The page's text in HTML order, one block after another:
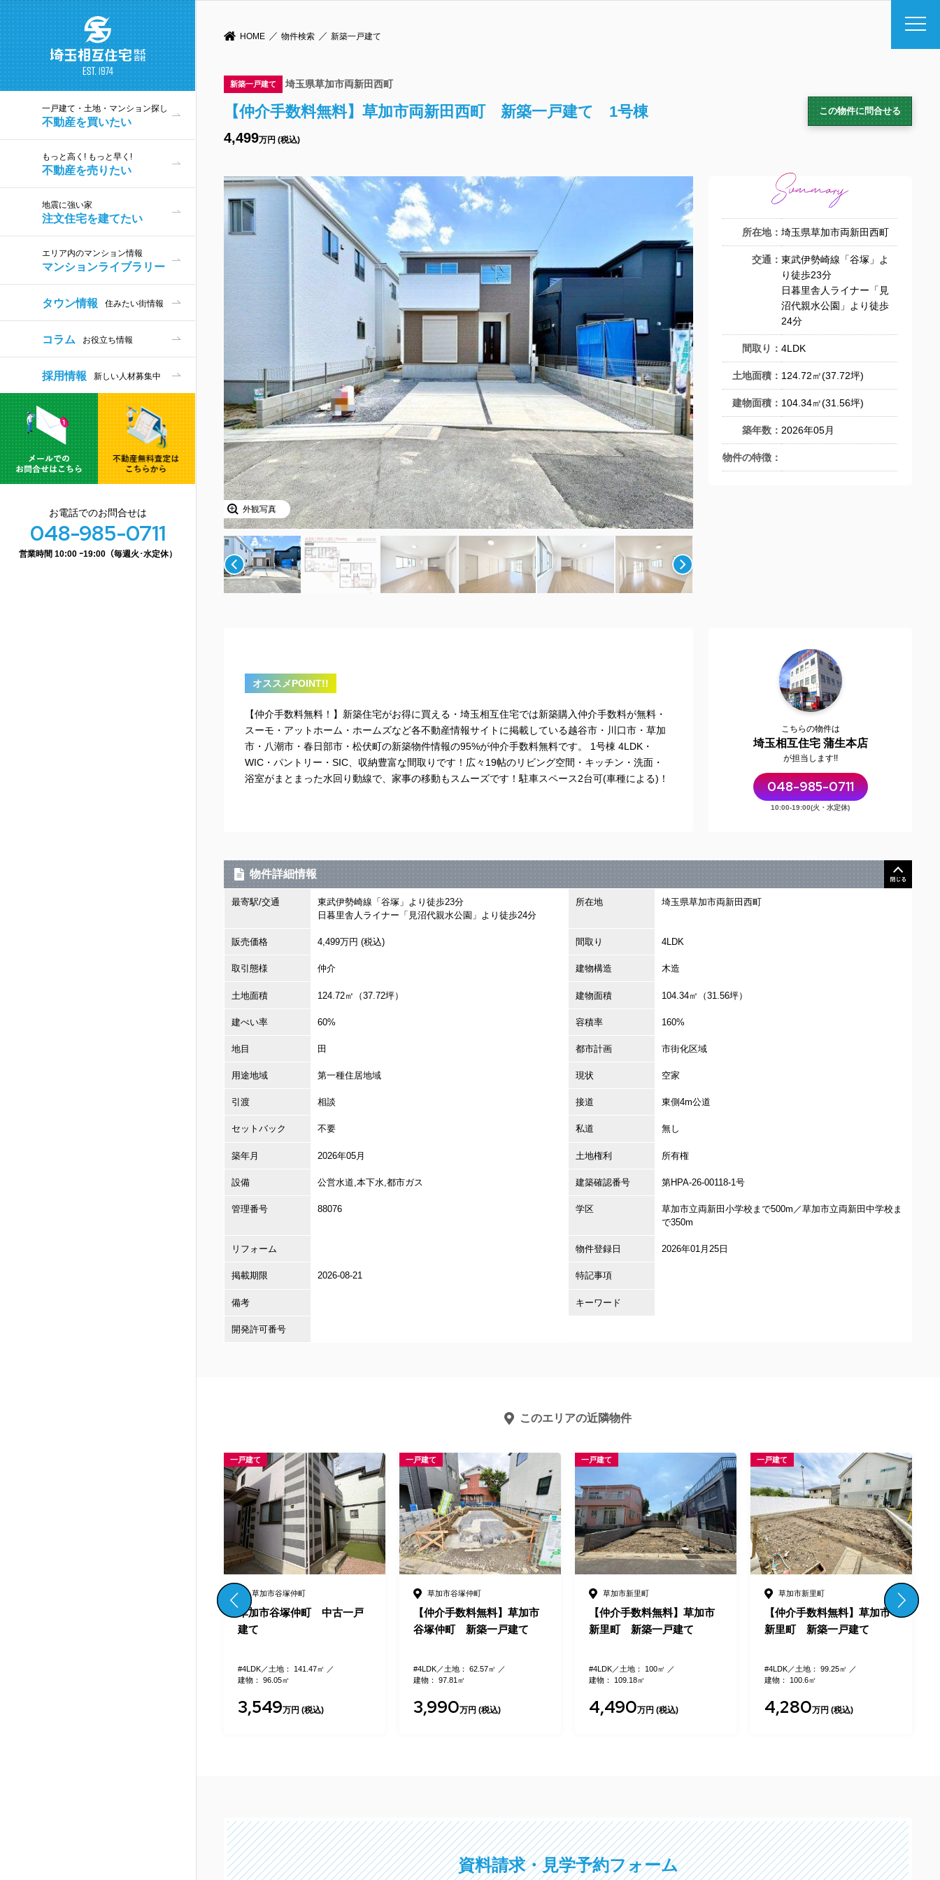
HOME 物件検索 新築一戸建て
新築一戸建て 埼玉県草加市両新田西町
【仲介手数料無料】草加市両新田西町 新築一戸建て 1号棟
4,499万円 (税込)
この物件に問合せる
ペース2台可(車種による)！
外観写真
所在地：埼玉県草加市両新田西町
交通：東武伊勢崎線「谷塚」よ
り徒歩23分
日暮里舎人ライナー「見
沼代親水公園」より徒歩
24分
間取り：4LDK
土地面積： 124.72㎡(37.72坪)
建物面積： 104.34㎡(31.56坪)
築年数： 2026年05月
物件の特徴：
オススメPOINT!!
【仲介手数料無料！】新築住宅がお得に買える・埼玉相互住宅では新築購入仲介手数料が無料・
スーモ・アットホーム・ホームズなど各不動産情報サイトに掲載している越谷市・川口市・草加
市・八潮市・春日部市・松伏町の新築物件情報の95%が仲介手数料無料です。 1号棟 4LDK・
WIC・パントリー・SIC、収納豊富な間取りです！広々19帖のリビング空間・キッチン・洗面・
浴室がまとまった水回り動線で、家事の移動もスムーズです！駐車スペース2台可(車種による)！
こちらの物件は
埼玉相互住宅 蒲生本店
が担当します!!
048-985-0711
10:00-19:00(火・水定休)
物件詳細情報
最寄駅/交通
東武伊勢崎線「谷塚」より徒歩23分
日暮里舎人ライナー「見沼代親水公園」より徒歩24分
所在地 埼玉県草加市両新田西町
販売価格 4,499万円 (税込) 間取り 4LDK
取引態様 仲介 建物構造 木造
土地面積 124.72㎡（37.72坪） 建物面積 104.34㎡（31.56坪）
建ぺい率 60% 容積率 160%
地目 田 都市計画 市街化区域
用途地域 第一種住居地域 現状 空家
引渡 相談 接道 東側4m公道
セットバック 不要 私道 無し
築年月 2026年05月 土地権利 所有権
設備 公営水道,本下水,都市ガス 建築確認番号 第HPA-26-00118-1号
管理番号 88076 学区
草加市立両新田小学校まで500m／草加市立両新田中学校ま
で350m
リフォーム 物件登録日 2026年01月25日
掲載期限 2026-08-21 特記事項
備考 キーワード
開発許可番号
このエリアの近隣物件
一戸建て
草加市谷塚仲町
【仲介手数料無料】草加市
谷塚仲町 新築一戸建て
#4LDK
土地： 62.57㎡
建物： 97.81㎡
3,990万円 (税込)
一戸建て
草加市新里町
【仲介手数料無料】草加市
新里町 新築一戸建て
#4LDK
土地： 100㎡
建物： 109.18㎡
4,490万円 (税込)
一戸建て
草加市新里町
【仲介手数料無料】草加市
新里町 新築一戸建て
#4LDK
土地： 99.25㎡
建物： 100.6㎡
4,280万円 (税込)
一戸建て
草加市谷塚仲町
【仲介手数料無料】草加市
谷塚仲町 新築一戸建て B
#4LDK
土地： 132.47㎡
建物： 97.49㎡
4,790万円 (税込)
資料請求・見学予約フォーム
一戸建て・土地・マンション探し
不動産を買いたい
もっと高く! もっと早く!
不動産を売りたい
地震に強い家
注文住宅を建てたい
エリア内のマンション情報
マンションライブラリー
住みたい街情報
タウン情報
お役立ち情報
コラム
新しい人材募集中
採用情報
お電話でのお問合せは
048-985-0711
営業時間 10:00 ｰ19:00（毎週火･水定休）